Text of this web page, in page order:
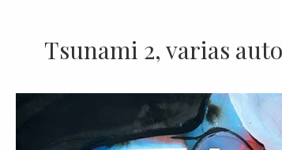
Tsunami 2, varias